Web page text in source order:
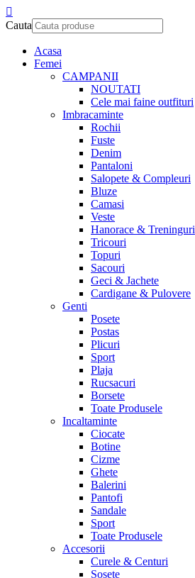
Cauta
Acasa
Femei
CAMPANII
NOUTATI
Cele mai faine outfituri
Imbracaminte
Rochii
Fuste
Denim
Pantaloni
Salopete & Compleuri
Bluze
Camasi
Veste
Hanorace & Treninguri
Tricouri
Topuri
Sacouri
Geci & Jachete
Cardigane & Pulovere
Genti
Posete
Postas
Plicuri
Sport
Plaja
Rucsacuri
Borsete
Toate Produsele
Incaltaminte
Ciocate
Botine
Cizme
Ghete
Balerini
Pantofi
Sandale
Sport
Toate Produsele
Accesorii
Curele & Centuri
Sosete